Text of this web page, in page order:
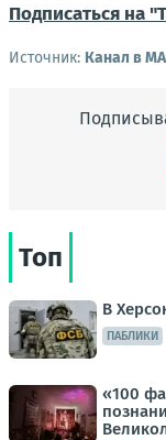
Подписаться на
Источник: Канал в
Топ
В
ПАБЛИКИ
«100